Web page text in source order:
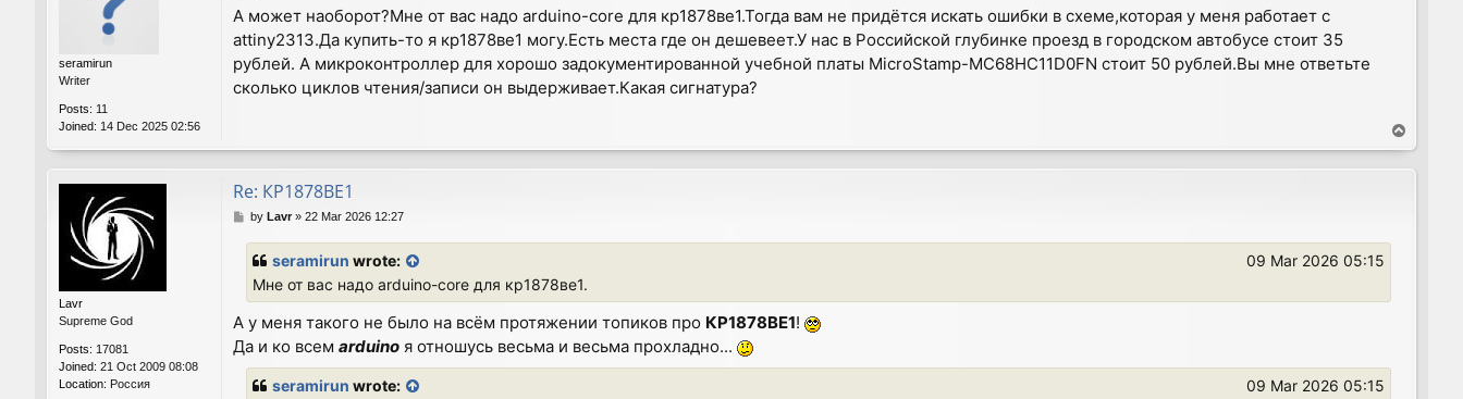
seramirun
Writer
Posts: 11
Joined: 14 Dec 2025 02:56
s
t
А может наоборот?Мне от вас надо arduino-core для кр1878ве1.Тогда вам не придётся искать ошибки в схеме,которая у меня работает с
attiny2313.Да купить-то я кр1878ве1 могу.Есть места где он дешевеет.У нас в Российской глубинке проезд в городском автобусе стоит 35
рублей. А микроконтроллер для хорошо задокументированной учебной платы MicroStamp-MC68HC11D0FN стоит 50 рублей.Вы мне ответьте
сколько циклов чтения/записи он выдерживает.Какая сигнатура?
o
p
Lavr
Supreme God
Posts: 17081
Joined: 21 Oct 2009 08:08
Location: Россия
Re: КР1878ВЕ1
Pby Lavr» 22 Mar 2026 12:27
seramirun wrote:
09 Mar 2026 05:15
Мне от вас надо arduino-core для кр1878ве1.
А у меня такого не было на всём протяжении топиков про КР1878ВЕ1!
Да и ко всем arduino я отношусь весьма и весьма прохладно...
seramirun wrote:
09 Mar 2026 05:15